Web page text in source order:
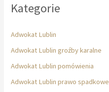
Kategorie
Adwokat Lublin
Adwokat Lublin groźby karalne
Adwokat Lublin pomówienia
Adwokat Lublin prawo spadkowe